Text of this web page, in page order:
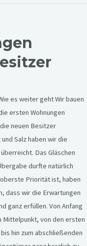
es weiter geht Wir bauen
ersten Wohnungen
neuen Besitzer
Salz haben wir die
Das Gläschen
durfte natürlich
Priorität ist, haben
dass wir die Erwartungen
ganz erfüllen. Von Anfang
Mittelpunkt, von den ersten
hin zum abschließenden